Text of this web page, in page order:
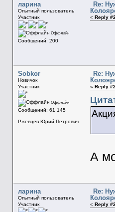
ларина
Опытный пользователь
Участник
Оффлайн
Сообщений: 200
Re:
« Reply
Sobkor
Новичок
Участник
Оффлайн
Сообщений: 61 145
Ржевцев Юрий Петрович
Re:
« Reply
А
ларина
Опытный пользователь
Участник
Re:
« Reply